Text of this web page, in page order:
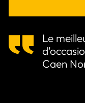
Le
Caen